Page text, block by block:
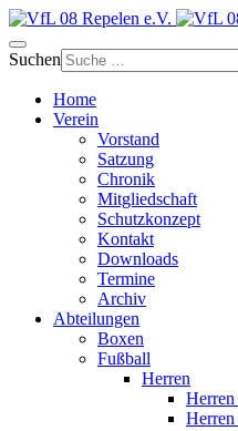
Suchen
Home
Verein
Vorstand
Satzung
Chronik
Mitgliedschaft
Schutzkonzept
Kontakt
Downloads
Termine
Archiv
Abteilungen
Boxen
Fußball
Herren
Herren
Herren